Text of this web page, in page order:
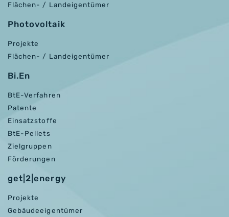
Flächen- / Landeigentümer
Photovoltaik
Projekte
Flächen- / Landeigentümer
Bi.En
BtE-Verfahren
Patente
Einsatzstoffe
BtE-Pellets
Zielgruppen
Förderungen
get|2|energy
Projekte
Gebäudeeigentümer